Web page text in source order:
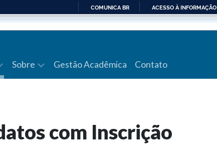
PARA
COMUNICA BR ACESSO À INFORMAÇÃO
Sobre Gestão Acadêmica Contato
com Inscrição